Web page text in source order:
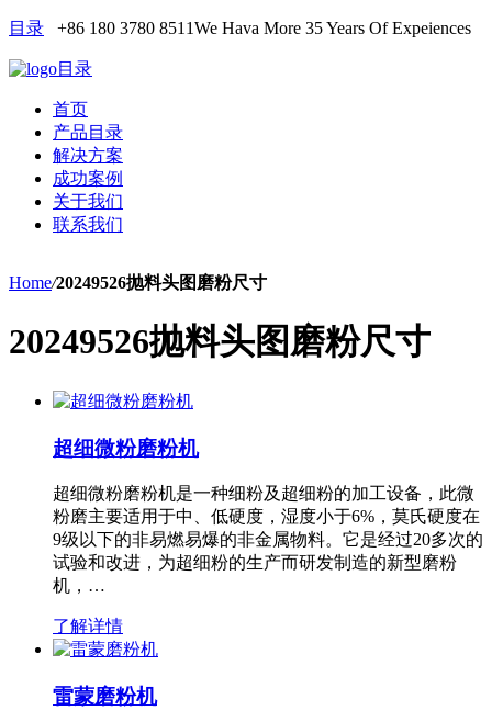
目录 +86 180 3780 8511We Hava More 35 Years Of Expeiences
目录
首页
产品目录
解决方案
成功案例
关于我们
联系我们
Home/20249526抛料头图磨粉尺寸
20249526抛料头图磨粉尺寸
超细微粉磨粉机
超细微粉磨粉机是一种细粉及超细粉的加工设备，此微
粉磨主要适用于中、低硬度，湿度小于6%，莫氏硬度在
9级以下的非易燃易爆的非金属物料。它是经过20多次的
试验和改进，为超细粉的生产而研发制造的新型磨粉
机，…
了解详情
雷蒙磨粉机